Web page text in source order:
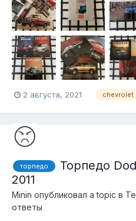
2 августа, 2021 chevrolet
торпедо
Торпедо
2011
Minin опубликовал a topic в
ответы